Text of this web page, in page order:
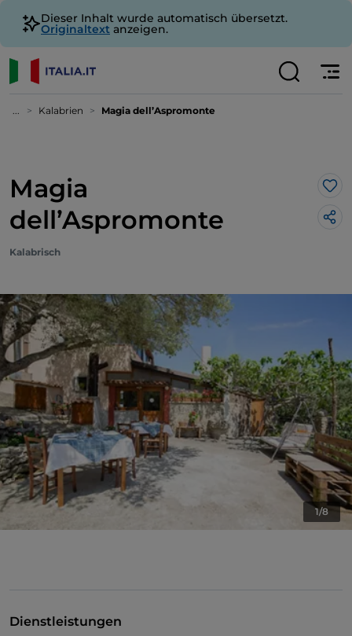
Dieser Inhalt wurde automatisch übersetzt.
Originaltext anzeigen.
... Kalabrien Magia dell’Aspromonte
Magia
dell’Aspromonte
Kalabrisch
1/8
Dienstleistungen